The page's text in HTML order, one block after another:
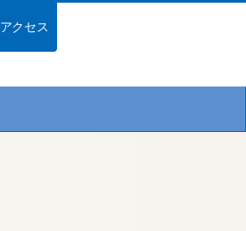
アクセス